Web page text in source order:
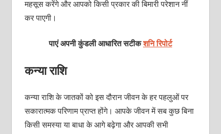
महसूस करेंगे और आपको किसी प्रकार की बिमारी परेशान नीं
कर पाएगी।
पाएं अपनी कुंडली आधारित सटीकशनि रिपोर्ट
कन्या राशि
कन्या राशि के जातकों को इस दौरान जीवन के हर पहलुओं पर
सकारात्मक परिणाम प्राप्त होंगे। आपके जीवन में सब कुछ बिना
किसी समस्या या बाधा के आगे बढ़ेगा और आपकी सभी